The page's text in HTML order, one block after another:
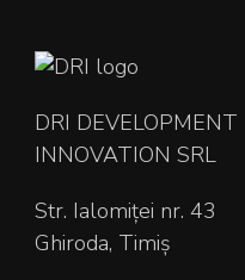
DRI DEVELOPMENT
INNOVATION SRL
Str. Ialomiței nr. 43
Ghiroda, Timiș